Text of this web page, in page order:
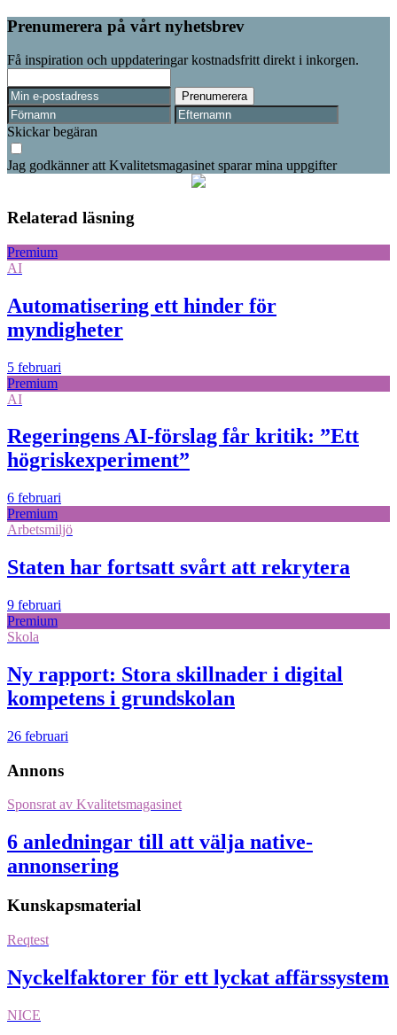
Prenumerera på vårt nyhetsbrev
Få inspiration och uppdateringar kostnadsfritt direkt i inkorgen.
Skickar begäran
Jag godkänner att Kvalitetsmagasinet sparar mina uppgifter
Relaterad läsning
Premium
AI
Automatisering ett hinder för
myndigheter
5 februari
Premium
AI
Regeringens AI-förslag får kritik: ”Ett
högriskexperiment”
6 februari
Premium
Arbetsmiljö
Staten har fortsatt svårt att rekrytera
9 februari
Premium
Skola
Ny rapport: Stora skillnader i digital
kompetens i grundskolan
26 februari
Annons
Sponsrat av Kvalitetsmagasinet
6 anledningar till att välja native-
annonsering
Kunskapsmaterial
Reqtest
Nyckelfaktorer för ett lyckat affärssystem
NICE